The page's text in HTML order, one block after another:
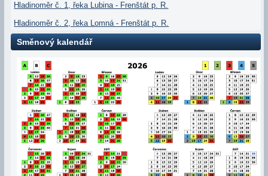
Hladinoměr č. 1, řeka Lubina - Frenštát p. R.
Hladinoměr č. 2, řeka Lomná - Frenštát p. R.
Směnový kalendář